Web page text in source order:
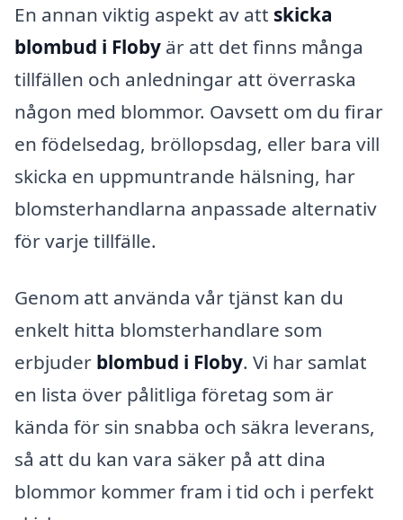
En annan viktig aspekt av att skicka
blombud i Floby är att det finns många
tillfällen och anledningar att överraska
någon med blommor. Oavsett om du firar
en födelsedag, bröllopsdag, eller bara vill
skicka en uppmuntrande hälsning, har
blomsterhandlarna anpassade alternativ
för varje tillfälle.
Genom att använda vår tjänst kan du
enkelt hitta blomsterhandlare som
erbjuder blombud i Floby. Vi har samlat
en lista över pålitliga företag som är
kända för sin snabba och säkra leverans,
så att du kan vara säker på att dina
blommor kommer fram i tid och i perfekt